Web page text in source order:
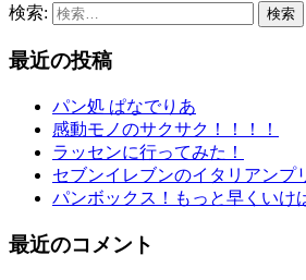
検索:
最近の投稿
パン処 ぱなでりあ
感動モノのサクサク！！！！
ラッセンに行ってみた！
セブンイレブンのイタリアンプ
パンボックス！もっと早くいけ
最近のコメント